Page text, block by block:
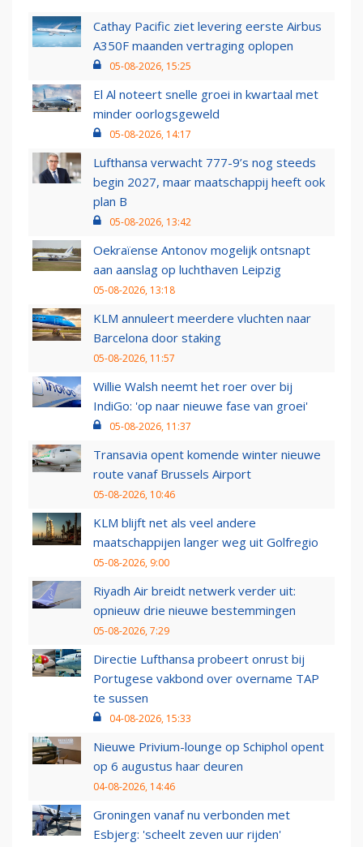
Cathay Pacific ziet levering eerste Airbus
A350F maanden vertraging oplopen
05-08-2026, 15:25
El Al noteert snelle groei in kwartaal met
minder oorlogsgeweld
05-08-2026, 14:17
Lufthansa verwacht 777-9’s nog steeds
begin 2027, maar maatschappij heeft ook
plan B
05-08-2026, 13:42
Oekraïense Antonov mogelijk ontsnapt
aan aanslag op luchthaven Leipzig
05-08-2026, 13:18
KLM annuleert meerdere vluchten naar
Barcelona door staking
05-08-2026, 11:57
Willie Walsh neemt het roer over bij
IndiGo: 'op naar nieuwe fase van groei'
05-08-2026, 11:37
Transavia opent komende winter nieuwe
route vanaf Brussels Airport
05-08-2026, 10:46
KLM blijft net als veel andere
maatschappijen langer weg uit Golfregio
05-08-2026, 9:00
Riyadh Air breidt netwerk verder uit:
opnieuw drie nieuwe bestemmingen
05-08-2026, 7:29
Directie Lufthansa probeert onrust bij
Portugese vakbond over overname TAP
te sussen
04-08-2026, 15:33
Nieuwe Privium-lounge op Schiphol opent
op 6 augustus haar deuren
04-08-2026, 14:46
Groningen vanaf nu verbonden met
Esbjerg: 'scheelt zeven uur rijden'